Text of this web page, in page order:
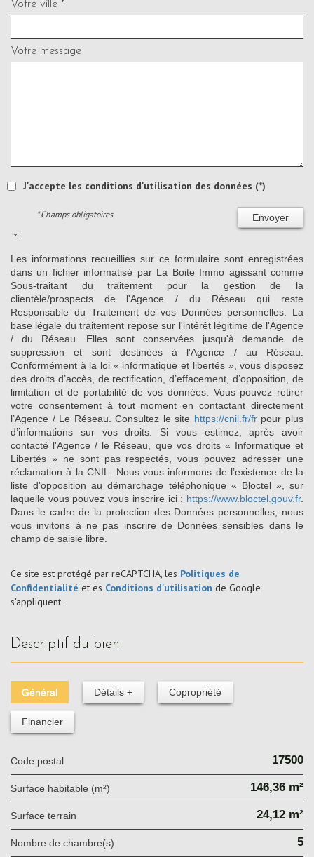
Votre ville *
Votre message
J'accepte les conditions d'utilisation des données (*)
Envoyer
* Champs obligatoires
* :
Les informations recueillies sur ce formulaire sont enregistrées
dans un fichier informatisé par La Boite Immo agissant comme
Sous-traitant du traitement pour la gestion de la
clientèle/prospects de l'Agence / du Réseau qui reste
Responsable du Traitement de vos Données personnelles. La
base légale du traitement repose sur l'intérêt légitime de l'Agence
/ du Réseau. Elles sont conservées jusqu'à demande de
suppression et sont destinées à l'Agence / au Réseau.
Conformément à la loi « informatique et libertés », vous disposez
des droits d’accès, de rectification, d’effacement, d’opposition, de
limitation et de portabilité de vos données. Vous pouvez retirer
votre consentement à tout moment en contactant directement
l’Agence / Le Réseau. Consultez le site https://cnil.fr/frpour plus
d’informations sur vos droits. Si vous estimez, après avoir
contacté l'Agence / le Réseau, que vos droits « Informatique et
Libertés » ne sont pas respectés, vous pouvez adresser une
réclamation à la CNIL. Nous vous informons de l’existence de la
liste d'opposition au démarchage téléphonique « Bloctel », sur
laquelle vous pouvez vous inscrire ici : https://www.bloctel.gouv.fr.
Dans le cadre de la protection des Données personnelles, nous
vous invitons à ne pas inscrire de Données sensibles dans le
champ de saisie libre.
Ce site est protégé par reCAPTCHA, les Politiques de
Confidentialité et es Conditions d'utilisation de Google
s'appliquent.
descriptif du bien
Général Détails + Copropriété
Financier
Code postal 17500
Surface habitable (m²) 146,36 m²
surface terrain 24,12 m²
Nombre de chambre(s) 5